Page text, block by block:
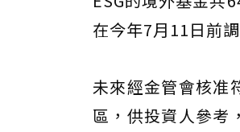
在今年7月11日前
未來經金管會核准
區，供投資人參考